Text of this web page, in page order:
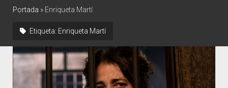
twitter facebook
Sobre el programa
Noticias
Videoteca
Portada » Enriqueta Martí
Etiqueta: Enriqueta Martí